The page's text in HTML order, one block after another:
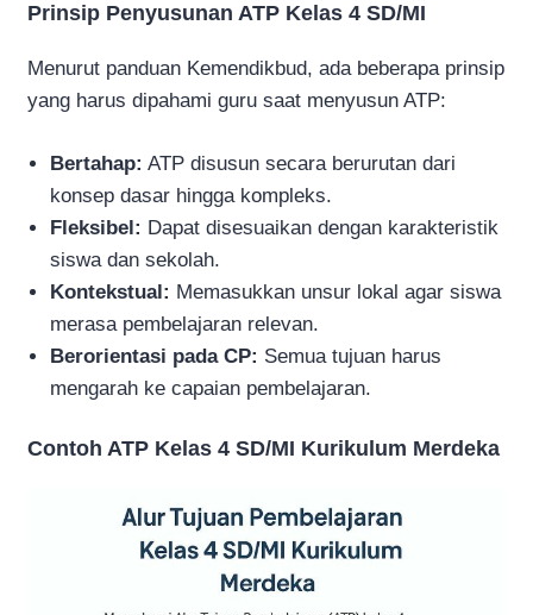
Prinsip Penyusunan ATP Kelas 4 SD/MI
Menurut panduan Kemendikbud, ada beberapa prinsip
yang harus dipahami guru saat menyusun ATP:
Bertahap: ATP disusun secara berurutan dari
konsep dasar hingga kompleks.
Fleksibel: Dapat disesuaikan dengan karakteristik
siswa dan sekolah.
Kontekstual: Memasukkan unsur lokal agar siswa
merasa pembelajaran relevan.
Berorientasi pada CP: Semua tujuan harus
mengarah ke capaian pembelajaran.
Contoh ATP Kelas 4 SD/MI Kurikulum Merdeka